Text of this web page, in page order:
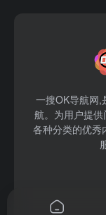
一搜OK导航网,
航。为用户提
各种分类的优秀